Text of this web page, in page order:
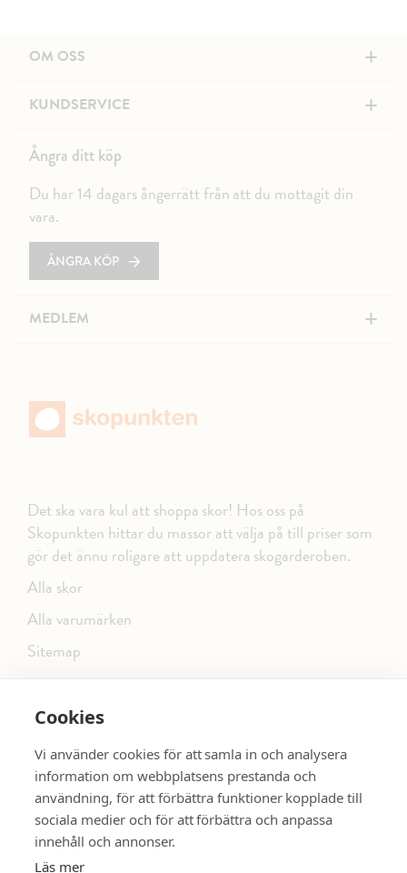
Cookies
Vi använder cookies för att samla in och analysera
information om webbplatsens prestanda och
användning, för att förbättra funktioner kopplade till
sociala medier och för att förbättra och anpassa
innehåll och annonser.
Läs mer
OM OSS +
KUNDSERVICE +
Ångra ditt köp
Du har 14 dagars ångerrätt från att du mottagit din
vara.
ÅNGRA KÖP
MEDLEM +
Det ska vara kul att shoppa skor! Hos oss på
Skopunkten hittar du massor att välja på till priser som
gör det ännu roligare att uppdatera skogarderoben.
Alla skor
Alla varumärken
Sitemap
FÖLJ OSS PÅ SOCIALA MEDIER
SE MER SKOR: dinsko.se